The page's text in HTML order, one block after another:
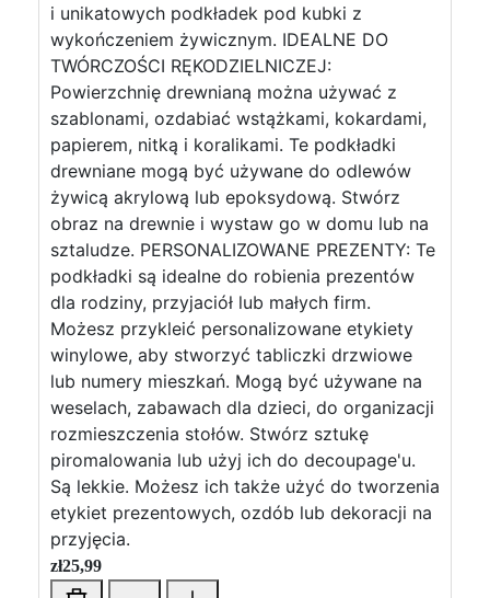
i unikatowych podkładek pod kubki z
wykończeniem żywicznym. IDEALNE DO
TWÓRCZOŚCI RĘKODZIELNICZEJ:
Powierzchnię drewnianą można używać z
szablonami, ozdabiać wstążkami, kokardami,
papierem, nitką i koralikami. Te podkładki
drewniane mogą być używane do odlewów
żywicą akrylową lub epoksydową. Stwórz
obraz na drewnie i wystaw go w domu lub na
sztaludze. PERSONALIZOWANE PREZENTY: Te
podkładki są idealne do robienia prezentów
dla rodziny, przyjaciół lub małych firm.
Możesz przykleić personalizowane etykiety
winylowe, aby stworzyć tabliczki drzwiowe
lub numery mieszkań. Mogą być używane na
weselach, zabawach dla dzieci, do organizacji
rozmieszczenia stołów. Stwórz sztukę
piromalowania lub użyj ich do decoupage'u.
Są lekkie. Możesz ich także użyć do tworzenia
etykiet prezentowych, ozdób lub dekoracji na
przyjęcia.
zł25,99